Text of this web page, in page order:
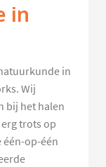
in
in
Wij
bij het halen
trots op
één-op-één